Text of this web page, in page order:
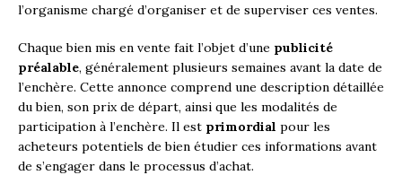
l’organisme chargé d’organiser et de superviser ces ventes.
Chaque bien mis en vente fait l’objet d’une publicité
préalable, généralement plusieurs semaines avant la date de
l’enchère. Cette annonce comprend une description détaillée
du bien, son prix de départ, ainsi que les modalités de
participation à l’enchère. Il est primordial pour les
acheteurs potentiels de bien étudier ces informations avant
de s’engager dans le processus d’achat.